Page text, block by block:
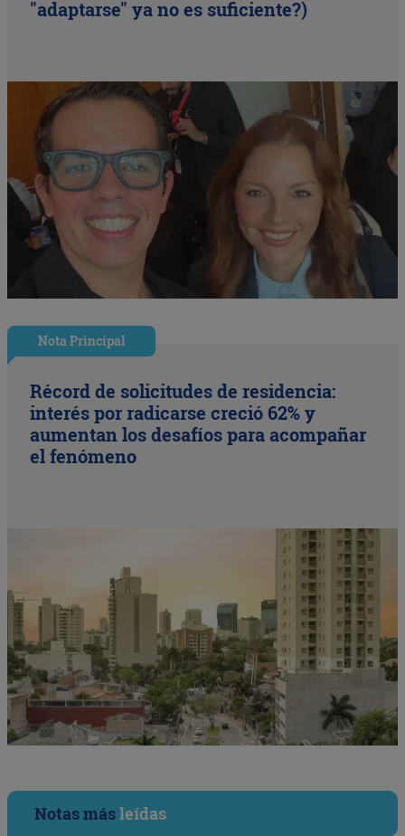
"adaptarse" ya no es suficiente?)
Nota Principal
Récord de solicitudes de residencia:
interés por radicarse creció 62% y
aumentan los desafíos para acompañar
el fenómeno
Notas másleídas